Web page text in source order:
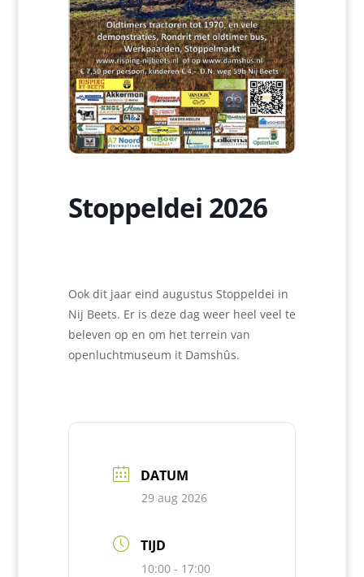
Stoppeldei 2026
Ook dit jaar eind augustus Stoppeldei in
Nij Beets. Er is deze dag weer heel veel te
beleven op en om het terrein van
openluchtmuseum it Damshûs.
DATUM
29 aug 2026
TIJD
10:00 - 17:00